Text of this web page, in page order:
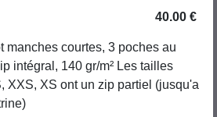
40.00 €
manches courtes, 3 poches au
intégral, 140 gr/m² Les tailles
XXS, XS ont un zip partiel (jusqu'a